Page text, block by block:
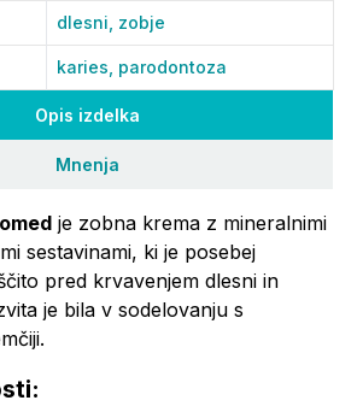
Opis izdelka
Mnenja
je zobna krema z mineralnimi
sestavinami, ki je posebej
pred krvavenjem dlesni in
je bila v sodelovanju s
dlesni, zobje
karies, parodontoza